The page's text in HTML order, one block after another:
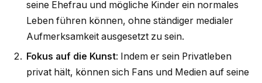
seine Ehefrau und mögliche Kinder ein normales
Leben führen können, ohne ständiger medialer
Aufmerksamkeit ausgesetzt zu sein.
Fokus auf die Kunst: Indem er sein Privatleben
privat hält, können sich Fans und Medien auf seine